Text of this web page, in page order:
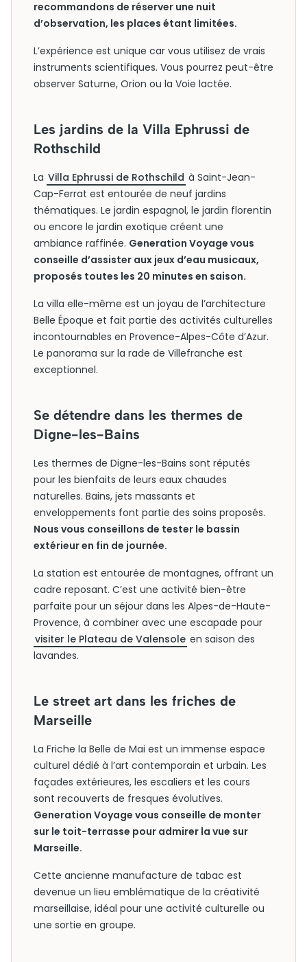
recommandons de réserver une nuit
d’observation, les places étant limitées.
L’expérience est unique car vous utilisez de vrais
instruments scientifiques. Vous pourrez peut-être
observer Saturne, Orion ou la Voie lactée.
Les jardins de la Villa Ephrussi de
Rothschild
La Villa Ephrussi de Rothschild à Saint-Jean-
Cap-Ferrat est entourée de neuf jardins
thématiques. Le jardin espagnol, le jardin florentin
ou encore le jardin exotique créent une
ambiance raffinée. Generation Voyage vous
conseille d’assister aux jeux d’eau musicaux,
proposés toutes les 20 minutes en saison.
La villa elle-même est un joyau de l’architecture
Belle Époque et fait partie des activités culturelles
incontournables en Provence-Alpes-Côte d’Azur.
Le panorama sur la rade de Villefranche est
exceptionnel.
Se détendre dans les thermes de
Digne-les-Bains
Les thermes de Digne-les-Bains sont réputés
pour les bienfaits de leurs eaux chaudes
naturelles. Bains, jets massants et
enveloppements font partie des soins proposés.
Nous vous conseillons de tester le bassin
extérieur en fin de journée.
La station est entourée de montagnes, offrant un
cadre reposant. C’est une activité bien-être
parfaite pour un séjour dans les Alpes-de-Haute-
Provence, à combiner avec une escapade pour
visiter le Plateau de Valensole en saison des
lavandes.
Le street art dans les friches de
Marseille
La Friche la Belle de Mai est un immense espace
culturel dédié à l’art contemporain et urbain. Les
façades extérieures, les escaliers et les cours
sont recouverts de fresques évolutives.
Generation Voyage vous conseille de monter
sur le toit-terrasse pour admirer la vue sur
Marseille.
Cette ancienne manufacture de tabac est
devenue un lieu emblématique de la créativité
marseillaise, idéal pour une activité culturelle ou
une sortie en groupe.